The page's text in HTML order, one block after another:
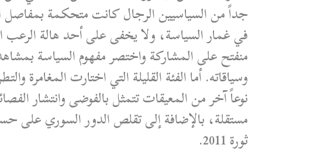
جداً من السياسيين الرجال كانت متحكمة بمفاصل
في غمار السياسة، ولا يخفى على أحد هالة
منفتح على المشاركة واختصر مفهوم السياسة
وسياقاته. أما الفئة القليلة التي اختارت
نوعاً آخر من المعيقات تتمثل بالفوضى وانتشار
مستقلة، بالإضافة إلى تقلص الدور السوري على
ثورة 2011.